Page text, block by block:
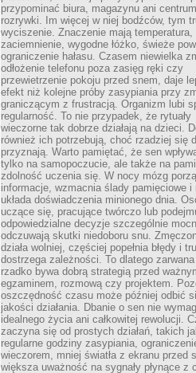
przypominać biura, magazynu ani centrum
rozrywki. Im więcej w niej bodźców, tym
wyciszenie. Znaczenie mają temperatura,
zaciemnienie, wygodne łóżko, świeże
ograniczenie hałasu. Czasem niewielka
odłożenie telefonu poza zasięg ręki czy
przewietrzenie pokoju przed snem, daje
efekt niż kolejne próby zasypiania przy
graniczącym z frustracją. Organizm lubi
regularność. To nie przypadek, że rytuały
wieczorne tak dobrze działają na dzieci.
również ich potrzebują, choć rzadziej się
przyznają. Warto pamiętać, że sen
tylko na samopoczucie, ale także na
zdolność uczenia się. W nocy mózg
informacje, wzmacnia ślady pamięciowe i
układa doświadczenia minionego dnia.
uczące się, pracujące twórczo lub
odpowiedzialne decyzje szczególnie
odczuwają skutki niedoboru snu.
działa wolniej, częściej popełnia błędy i
dostrzega zależności. To dlatego
rzadko bywa dobrą strategią przed
egzaminem, rozmową czy projektem.
oszczędność czasu może później odbić
jakości działania. Dbanie o sen nie
idealnego życia ani całkowitej rewolucji.
zaczyna się od prostych działań, takich
regularne godziny zasypiania,
wieczorem, mniej światła z ekranu przed
większa uważność na sygnały płynące z